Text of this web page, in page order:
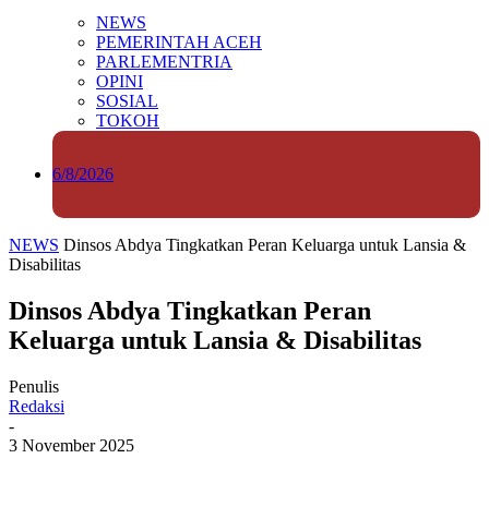
NEWS
PEMERINTAH ACEH
PARLEMENTRIA
OPINI
SOSIAL
TOKOH
6/8/2026
NEWS Dinsos Abdya Tingkatkan Peran Keluarga untuk Lansia &
Disabilitas
Dinsos Abdya Tingkatkan Peran
Keluarga untuk Lansia & Disabilitas
Penulis
Redaksi
-
3 November 2025